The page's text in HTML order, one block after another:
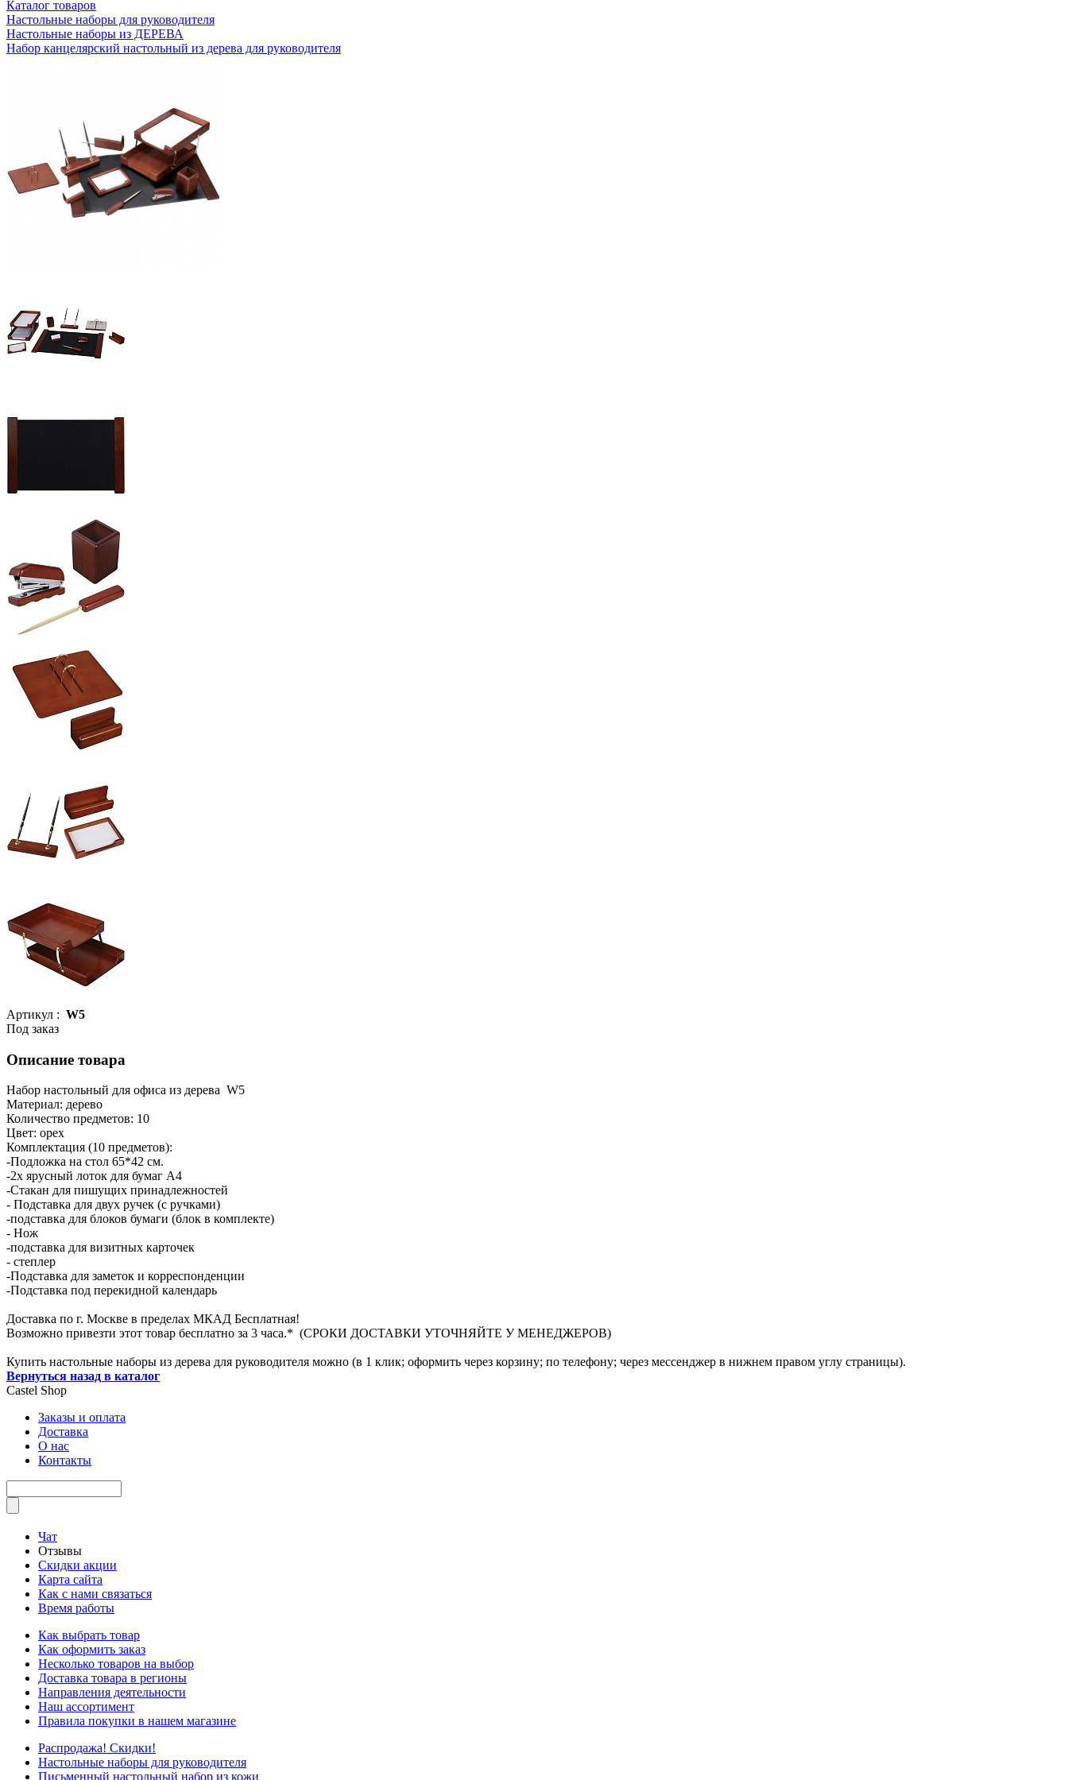
Каталог товаров
Настольные наборы для руководителя
Настольные наборы из ДЕРЕВА
Набор канцелярский настольный из дерева для руководителя
Артикул : W5
Под заказ
Описание товара
Набор настольный для офиса из дерева W5
Материал: дерево
Количество предметов: 10
Цвет: орех
Комплектация (10 предметов):
-Подложка на стол 65*42 см.
-2х ярусный лоток для бумаг А4
-Стакан для пишущих принадлежностей
- Подставка для двух ручек (с ручками)
-подставка для блоков бумаги (блок в комплекте)
- Нож
-подставка для визитных карточек
- степлер
-Подставка для заметок и корреспонденции
-Подставка под перекидной календарь
Доставка по г. Москве в пределах МКАД Бесплатная!
Возможно привезти этот товар бесплатно за 3 часа.* (СРОКИ ДОСТАВКИ УТОЧНЯЙТЕ У МЕНЕДЖЕРОВ)
Купить настольные наборы из дерева для руководителя можно (в 1 клик; оформить через корзину; по телефону; через мессенджер в нижнем правом углу страницы).
Вернуться назад в каталог
Castel Shop
Заказы и оплата
Доставка
О нас
Контакты
Чат
Отзывы
Скидки акции
Карта сайта
Как с нами связаться
Время работы
Как выбрать товар
Как оформить заказ
Несколько товаров на выбор
Доставка товара в регионы
Направления деятельности
Наш ассортимент
Правила покупки в нашем магазине
Распродажа! Скидки!
Настольные наборы для руководителя
Письменный настольный набор из кожи